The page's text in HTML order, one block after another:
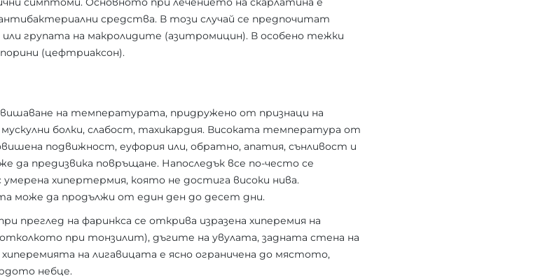
средства. В този случай се предпочитат
или групата на макролидите (азитромицин). В особено тежки
(цефтриаксон).
на температурата, придружено от признаци на
болки, слабост, тахикардия. Високата температура от
подвижност, еуфория или, обратно, апатия, сънливост и
да предизвика повръщане. Напоследък все по-често се
хипертермия, която не достига високи нива.
може да продължи от един ден до десет дни.
преглед на фаринкса се открива изразена хиперемия на
при тонзилит), дъгите на увулата, задната стена на
на лигавицата е ясно ограничена до мястото,
небце.